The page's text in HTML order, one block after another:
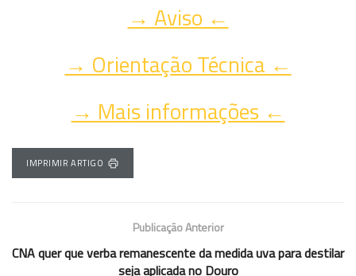
→ Aviso ←
→ Orientação Técnica ←
→ Mais informações ←
IMPRIMIR ARTIGO
Publicação Anterior
CNA quer que verba remanescente da medida uva para destilar
seja aplicada no Douro